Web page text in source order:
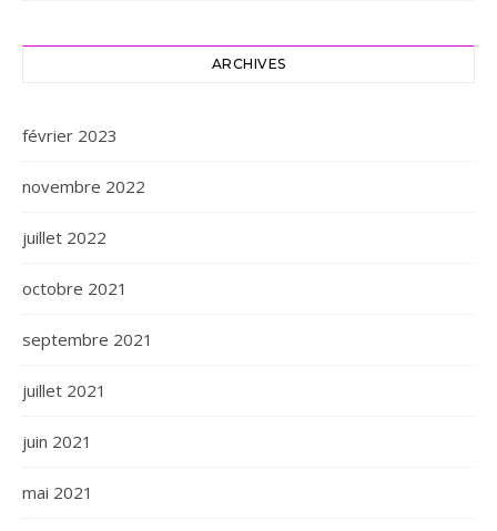
ARCHIVES
février 2023
novembre 2022
juillet 2022
octobre 2021
septembre 2021
juillet 2021
juin 2021
mai 2021